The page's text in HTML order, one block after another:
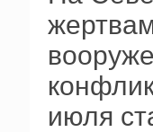
июля